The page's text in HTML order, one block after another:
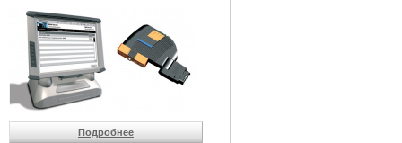
Подробнее